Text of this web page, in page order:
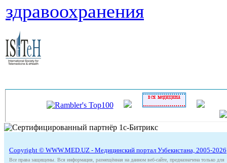
здравоохранения
Copyright © WWW.MED.UZ - Медицинский портал Узбекистана, 2005-2026
Все права защищены. Вся информация, размещённая на данном веб-сайте, предназначена только для